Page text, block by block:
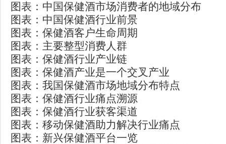
图表：中国保健酒市场消费者的地域分布
图表：中国保健酒行业前景
图表：保健酒客户生命周期
图表：主要整型消费人群
图表：保健酒行业产业链
图表：保健酒产业是一个交叉产业
图表：我国保健酒市场地域分布特点
图表：保健酒行业痛点溯源
图表：保健酒行业获客渠道
图表：移动保健酒助力解决行业痛点
图表：新兴保健酒平台一览